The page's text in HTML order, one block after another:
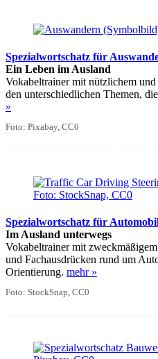
Spezialwortschatz für
Ein Leben im Ausland
Vokabeltrainer mit nützlichem
den unterschiedlichen Themen,
»
Foto: Pixabay, CC0
Spezialwortschatz für
Im Ausland unterwegs
Vokabeltrainer mit
und Fachausdrücken rund um
Orientierung. mehr »
Foto: StockSnap, CC0